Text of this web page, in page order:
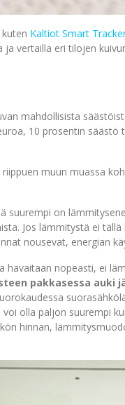
Kaltiot Smart
vertailla eri tilojen
mahdollisista
10 prosentin
muun muassa
suurempi on
Jos lämmitystä ei
nousevat, energian
nopeasti, ei
pakkasessa
olla paljon suurempi
hinnan,